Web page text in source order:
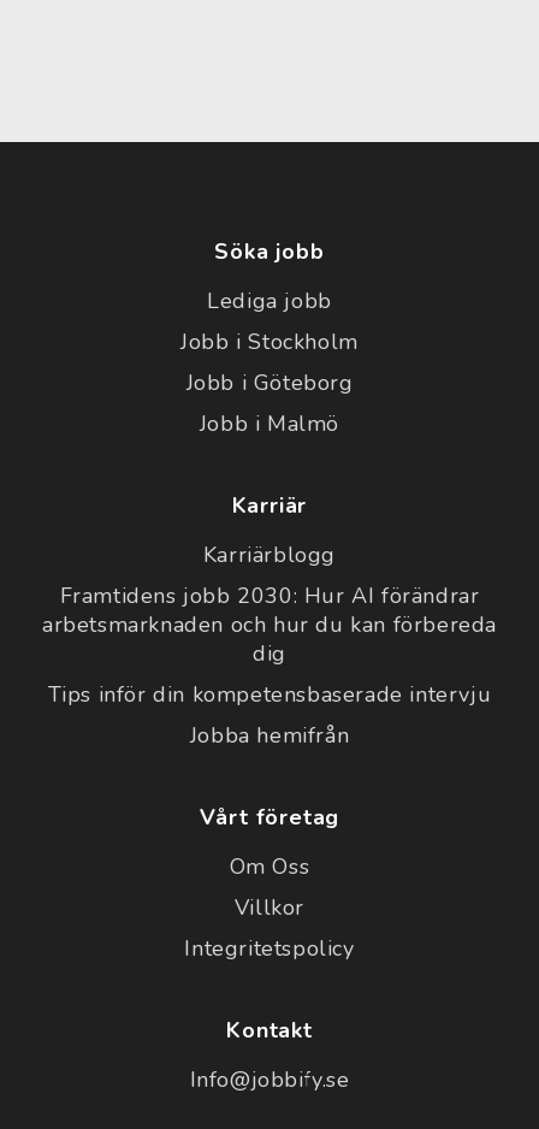
Söka jobb
Lediga jobb
Jobb i Stockholm
Jobb i Göteborg
Jobb i Malmö
Karriär
Karriärblogg
Framtidens jobb 2030: Hur AI förändrar
arbetsmarknaden och hur du kan förbereda
dig
Tips inför din kompetensbaserade intervju
Jobba hemifrån
Vårt företag
Om Oss
Villkor
Integritetspolicy
Kontakt
Info@jobbify.se